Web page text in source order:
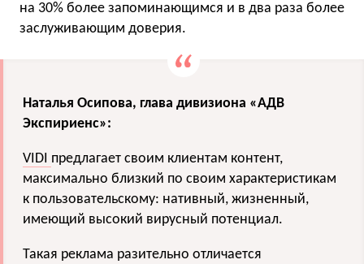
на 30% более запоминающимся и в два раза более
заслуживающим доверия.
Наталья Осипова, глава дивизиона «АДВ
Экспириенс»:
VIDI предлагает своим клиентам контент,
максимально близкий по своим характеристикам
к пользовательскому: нативный, жизненный,
имеющий высокий вирусный потенциал.
Такая реклама разительно отличается